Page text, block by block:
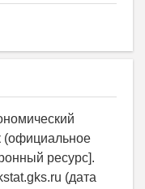
(официальное
ресурс].
(дата